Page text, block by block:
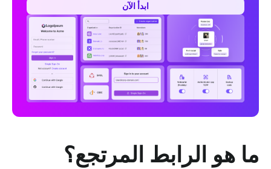
ابدأ الآن
ما هو الرابط المرتجع؟